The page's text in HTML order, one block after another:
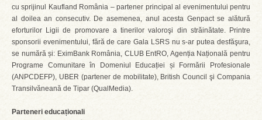
cu sprijinul Kaufland România – partener principal al evenimentului pentru
al doilea an consecutiv. De asemenea, anul acesta Genpact se alătură
eforturilor Ligii de promovare a tinerilor valoroşi din străinătate. Printre
sponsorii evenimentului, fără de care Gala LSRS nu s-ar putea desfăşura,
se numără și: EximBank România, CLUB EntRO, Agenția Națională pentru
Programe Comunitare în Domeniul Educației și Formării Profesionale
(ANPCDEFP), UBER (partener de mobilitate), British Council şi Compania
Transilvăneană de Tipar (QualMedia).
Parteneri educaționali